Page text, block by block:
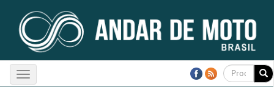
Toggle
navigation